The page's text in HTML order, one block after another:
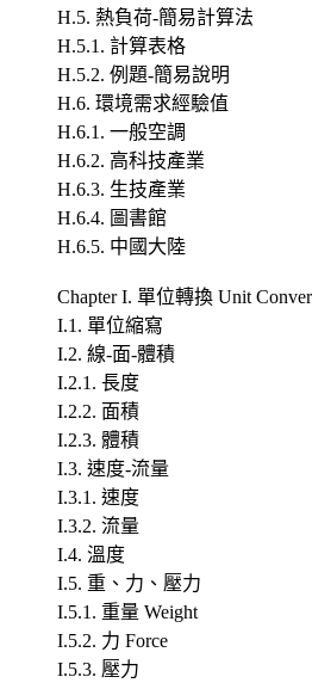
H.5. 熱負荷-簡易計算法
H.5.1. 計算表格
H.5.2. 例題-簡易說明
H.6. 環境需求經驗值
H.6.1. 一般空調
H.6.2. 高科技產業
H.6.3. 生技產業
H.6.4. 圖書館
H.6.5. 中國大陸
Chapter I. 單位轉換 Unit
I.1. 單位縮寫
I.2. 線-面-體積
I.2.1. 長度
I.2.2. 面積
I.2.3. 體積
I.3. 速度-流量
I.3.1. 速度
I.3.2. 流量
I.4. 溫度
I.5. 重、力、壓力
I.5.1. 重量 Weight
I.5.2. 力 Force
I.5.3. 壓力